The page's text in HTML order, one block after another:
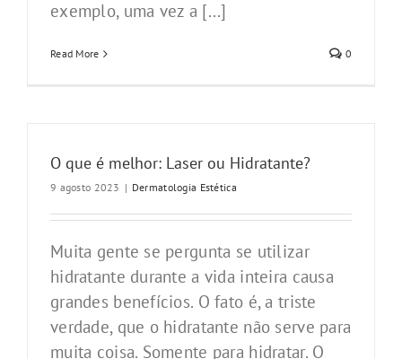
exemplo, uma vez a [...]
Read More 0
O que é melhor: Laser ou Hidratante?
9 agosto 2023 | Dermatologia Estética
Muita gente se pergunta se utilizar
hidratante durante a vida inteira causa
grandes benefícios. O fato é, a triste
verdade, que o hidratante não serve para
muita coisa. Somente para hidratar. O